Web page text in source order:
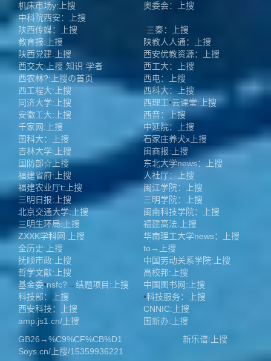
机床市场y:上搜
奥委会：上搜
中科院西安：上搜
陕西传媒：上搜
•三秦：上搜
教育报:上搜
陕教人人通：上搜
陕西党建:上搜
西安优教资源：上搜
西交大:上搜•知识•学者
西工大：上搜
西农林?:上搜の首页
西电：上搜
西工程大:上搜
西科大：上搜
同济大学:上搜
西理工•云课堂:上搜
安徽工大:上搜
西音：上搜
千家网:上搜
中延院：上搜
国科大：上搜
石家庄养犬x上搜
吉林大学:上搜
闽商报:上搜
国防部☆上搜
东北大学news：上搜
福建省府:上搜
人社厅：上搜
福建农业厅t:上搜
闽江学院：上搜
三明日报:上搜
三明学院：上搜
北京交通大学:上搜
闽南科技学院：上搜
三明生环局:上搜
福建高法:上搜
ZXXK学科网:上搜
华南理工大学news：上搜
全历史:上搜
to→上搜
抚顺市政:上搜
中国劳动关系学院:上搜
哲学文献:上搜
高校邦:上搜
基金委•nsfc?→结题项目:上搜
中国图书网:上搜
科技部：上搜
•科技服务：上搜
西安科技：上搜
CNNIC:上搜
amp.js1.cn/上搜
国新办:上搜
GB26→%C9%CF%CB%D1
新乐谱:上搜
Soys.cn/上搜/15359936221